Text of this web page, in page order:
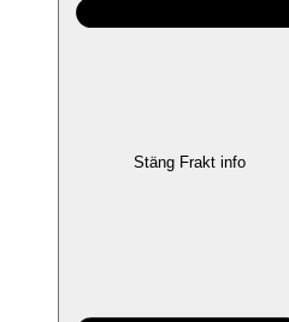
Stäng Frakt info